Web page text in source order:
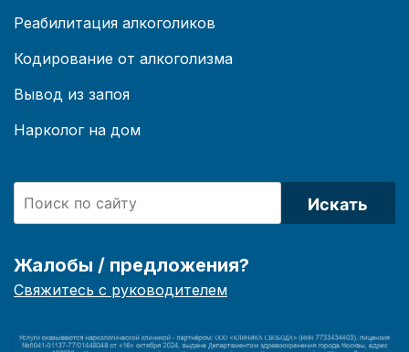
Реабилитация алкоголиков
Кодирование от алкоголизма
Вывод из запоя
Нарколог на дом
Искать
Жалобы / предложения?
Свяжитесь с руководителем